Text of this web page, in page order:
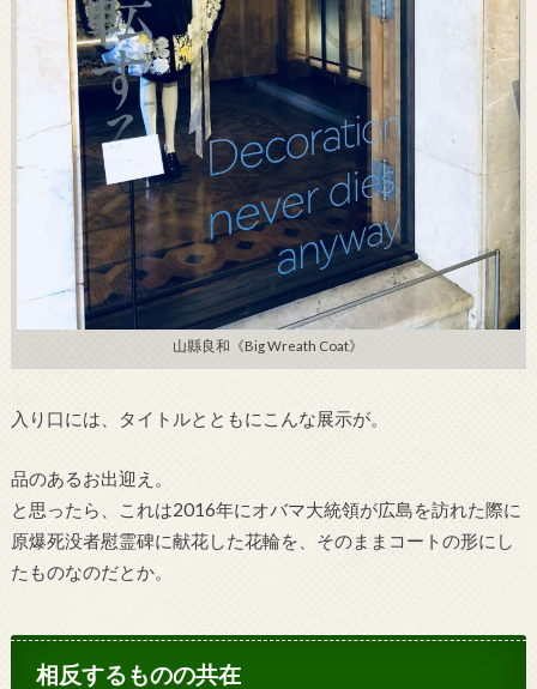
山縣良和《Big Wreath Coat》
入り口には、タイトルとともにこんな展示が。
品のあるお出迎え。
と思ったら、これは2016年にオバマ大統領が広島を訪れた際に
原爆死没者慰霊碑に献花した花輪を、そのままコートの形にし
たものなのだとか。
相反するものの共在